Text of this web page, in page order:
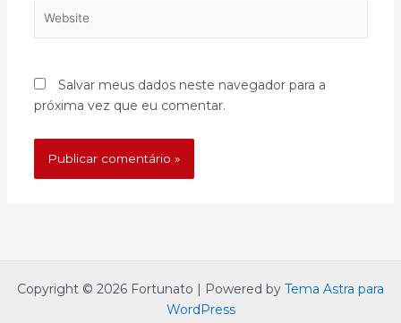
Salvar meus dados neste navegador para a
próxima vez que eu comentar.
Copyright © 2026 Fortunato | Powered by Tema Astra para
WordPress